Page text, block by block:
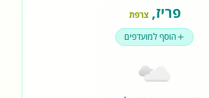
פריז,צרפת
הוסף למועדפים